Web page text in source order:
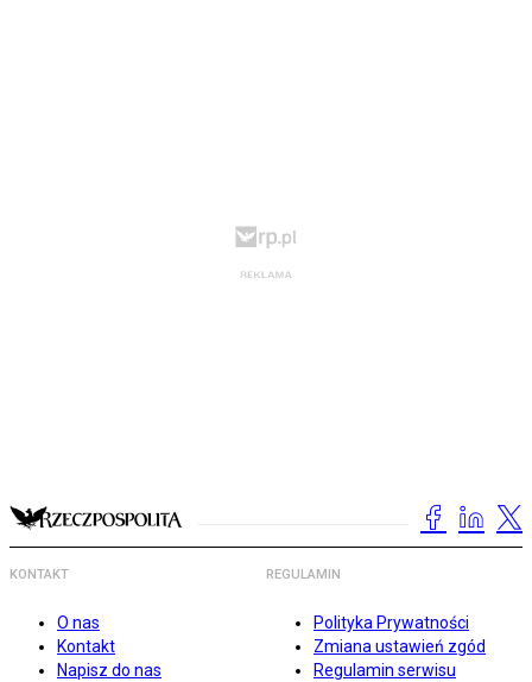
KONTAKT
O nas
Kontakt
Napisz do nas
REGULAMIN
Polityka Prywatności
Zmiana ustawień zgód
Regulamin serwisu